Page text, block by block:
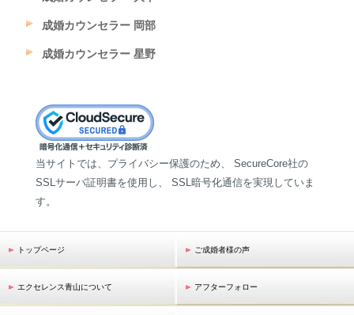
成婚カウンセラー 岡部
成婚カウンセラー 星野
当サイトでは、プライバシー保護のため、 SecureCore社の
SSLサーバ証明書を使用し、 SSL暗号化通信を実現していま
す。
トップページ
エクセレンス青山について
ご成婚者様の声
アフターフォロー